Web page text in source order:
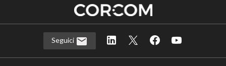
Seguici